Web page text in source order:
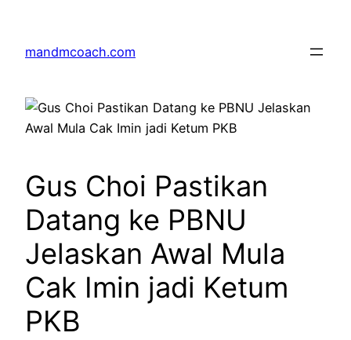
content
mandmcoach.com
Gus Choi Pastikan
Datang ke PBNU
Jelaskan Awal Mula
Cak Imin jadi Ketum
PKB